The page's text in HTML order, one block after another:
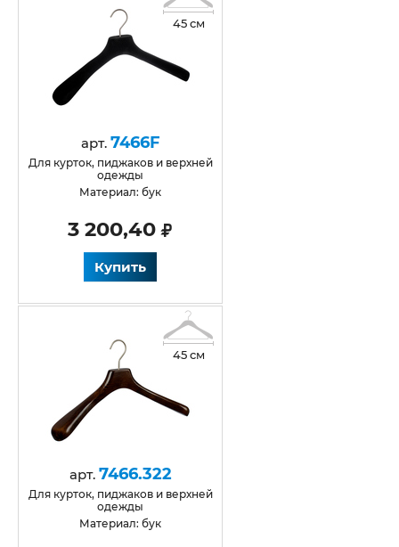
45 см
арт. 7466F
для курток, пиджаков и верхней
одежды
Материал: бук
3 200,40
Купить
45 см
арт. 7466.322
для курток, пиджаков и верхней
одежды
Материал: бук